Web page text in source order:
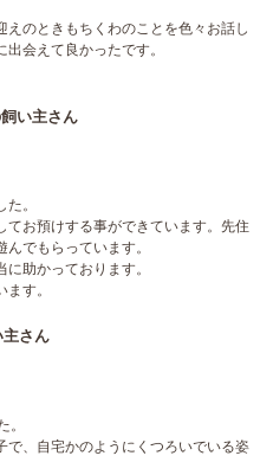
えのときもちくわのことを色々お話し
会えて良かったです。
い主さん
。
てお預けする事ができています。先住
でもらっています。
助かっております。
す。
主さん
。
で、自宅かのようにくつろいでいる姿